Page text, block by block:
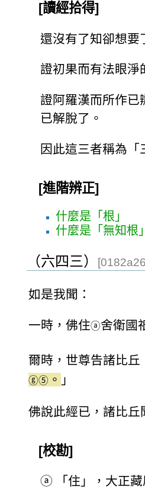
[讀經拾得]
還沒有了知卻想要
證初果而有法眼淨
證阿羅漢而所作已
已解脫了。
因此這三者稱為
[進階辨正]
什麼是「根」
什麼是「無知根」
（六四三）
如是我聞：
一時，佛住ⓐ舍衛國
爾時，世尊告諸比丘
ⓖ⑤ 。 」
佛說此經已，諸比丘
[校勘]
ⓐ 「住」，大正